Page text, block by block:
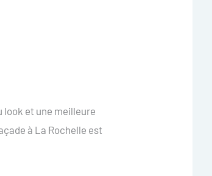
look et une meilleure
à La Rochelle est